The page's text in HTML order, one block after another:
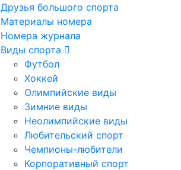
Друзья большого спорта
Материалы номера
Номера журнала
Виды спорта
Футбол
Хоккей
Олимпийские виды
Зимние виды
Неолимпийские виды
Любительский спорт
Чемпионы-любители
Корпоративный спорт